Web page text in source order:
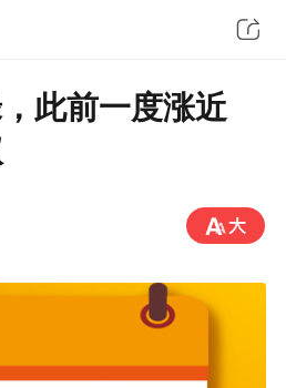
此前一度涨近